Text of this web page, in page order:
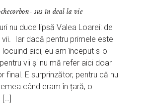
sus în deal la vie
nu duce lipsă Valea Loarei: de
Iar dacă pentru primele este
locuind aici, eu am început s-o
vii și nu mă refer aici doar
final. E surprinzător, pentru că nu
când eram în țară, o